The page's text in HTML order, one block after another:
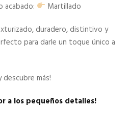
acabado: Martillado
duradero, distintivo y
para darle un toque único a
más!
a los pequeños detalles!